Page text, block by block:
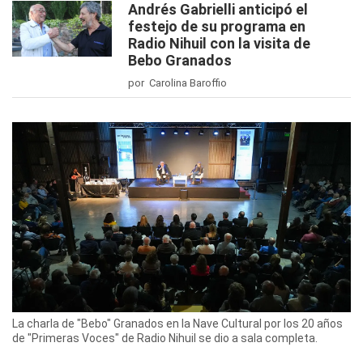
Andrés Gabrielli anticipó el
festejo de su programa en
Radio Nihuil con la visita de
Bebo Granados
por Carolina Baroffio
La charla de "Bebo" Granados en la Nave Cultural por los 20 años
de "Primeras Voces" de Radio Nihuil se dio a sala completa.